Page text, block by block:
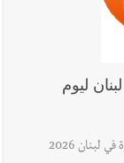
ليوم
2026